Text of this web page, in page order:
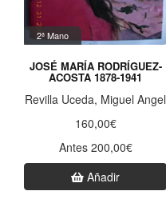
2ª Mano
JOSÉ MARÍA RODRÍGUEZ-
ACOSTA 1878-1941
Revilla Uceda, Miguel Angel
160,00€
Antes 200,00€
Añadir